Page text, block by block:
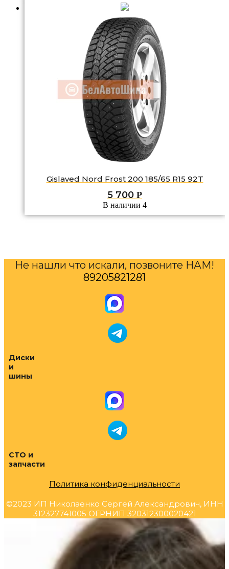
Gislaved Nord Frost 200 185/65 R15 92T
5 700 Р
В наличии 4
Не нашли что искали, позвоните НАМ!
89205821281
Диски
и
шины
СТО и
запчасти
Политика конфиденциальности
©2023 ИП Николаенко Сергей Александрович, ИНН
312327741005 ОГРНИП 320312300020421